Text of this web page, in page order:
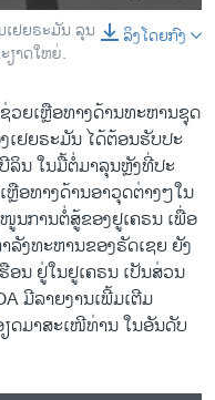
ລິງໂດຍກົງ
ເຢຍຣະມັນ ລຸນ
ຽາດໃຫຍ່.
ວຍເຫຼືອທາງດ້ານທະຫານຊຸດ
ຢຍຣະມັນ ໄດ້ຕ້ອນຮັບປະ
ລິນ ໃນມື້ຕໍ່ມາລຸນຫຼັງທີ່ປະ
ຫຼືອທາງດ້ານອາວຸດຕ່າງໆໃນ​
ນການຕໍ່ສູ້ຂອງຢູເຄຣນ ເພື່ອ
ລັງທະຫານຂອງຣັດເຊຍ ຍັງ​
ນ ຢູ່ໃນຢູເຄຣນ ເປັນສ່ວນ
ມີລາຍງານເພີ້ມເຕີມ
ດມາສະເໜີທ່ານ ໃນອັນດັບ